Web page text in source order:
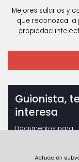
Mejores salarios y
que reconozca la
propiedad
Guionista,
interesa
Documentos para
Actuación